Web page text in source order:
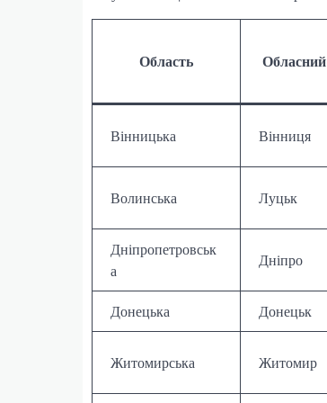
Область
Вінницька Вінниця
Волинська Луцьк
Дніпропетровськ
а
Дніпро
Донецька
Донецьк
Житомирська Житомир